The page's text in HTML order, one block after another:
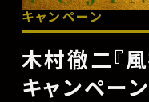
キャンペーン
木村徹二『
キャンペーン